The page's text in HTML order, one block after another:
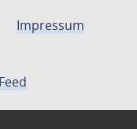
Impressum